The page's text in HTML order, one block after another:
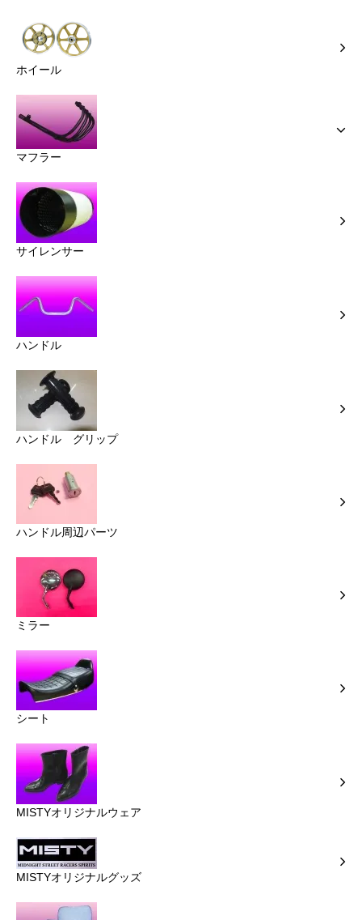
ホイール
マフラー
サイレンサー
ハンドル
ハンドル グリップ
ハンドル周辺パーツ
ミラー
シート
MISTYオリジナルウェア
MISTYオリジナルグッズ